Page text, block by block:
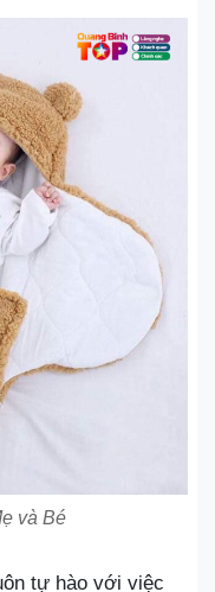
và Bé
tự hào với việc